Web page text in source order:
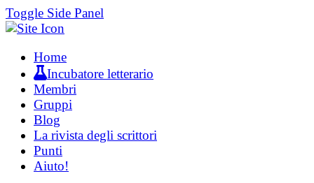
Toggle Side Panel
Home
Incubatore letterario
Membri
Gruppi
Blog
La rivista degli scrittori
Punti
Aiuto!